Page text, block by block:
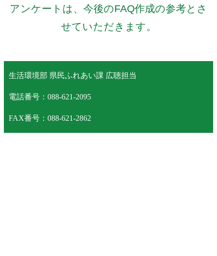
アンケートは、今後のFAQ作成の参考とさ
せていただきます。
生活環境部 県民ふれあい課 広聴担当
電話番号：088-621-2095
FAX番号：088-621-2862